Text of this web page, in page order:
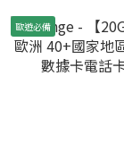
歐遊必備